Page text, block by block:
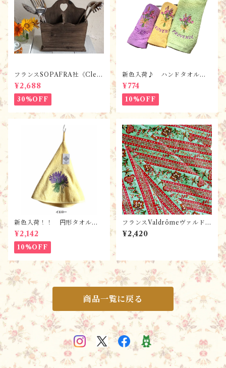
フランスSOPAFRA社《Clem
entine Creation》 フレンチ
レトロ・シャビーなカトラリ
ーボックス
¥2,688
30%OFF
新色入荷♪ ハンドタオル《C
ANDY》ローズ＆ラベンダー
【全６色】 / フランスTiss
sus-Toselli社 フランスのお
土産／プロヴァンス
¥774
10%OFF
新色入荷！！ 円形タオル・
ラヴァンド【全６色】 / フ
ランスTisssus-Toselli社 フ
ランスのお土産
¥2,142
10%OFF
フランスValdrômeヴァルドロ
ーム(by STOFストフ社)のプ
ロヴァンスプリント・Colom
¥2,420
商品一覧に戻る